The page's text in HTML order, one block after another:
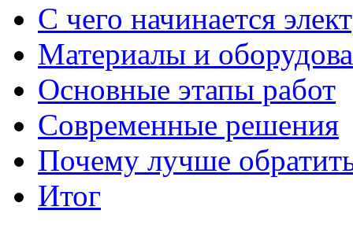
С чего начинается
Материалы и
Основные этапы работ
Современные решения
Почему лучше
Итог